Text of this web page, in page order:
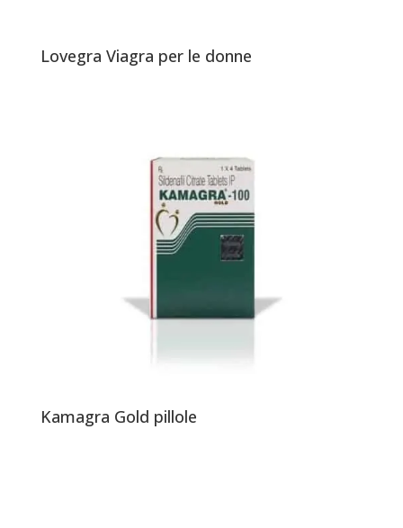
Lovegra Viagra per le donne
Kamagra Gold pillole